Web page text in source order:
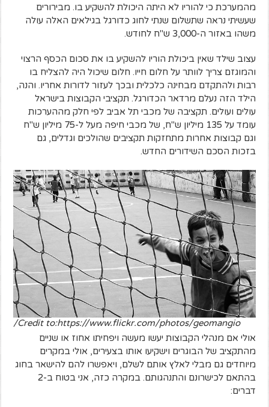
מהמערכת כי להוריו לא היתה היכולת להשקיע בו. מבירורים
שעשיתי נראה שתשלום שנתי לחוג כדורגל בגילאים האלה עולה
משהו באזור ה-3,000 ש"ח לחודש.
עצוב שילד שאין ביכולת הוריו להשקיע בו את סכום הכסף הרצוי
והמוגזם צריך לוותר על חלום חייו. חלום שיכול היה להצליח בו
רבות ולהתקדם מבחינה כלכלית ובכך לעזור לדורות אחריו. והנה,
הילד הזה נעלם מרדאר הכדורגל. תקציבי הקבוצות בישראל
עולים ועולים. תקציבה של מכבי תל אביב לפי חלק מההערכות
עומד על 135 מיליון ש"ח, של מכבי חיפה מעל ל-75 מיליון ש"ח
וגם קבוצות אחרות מתחזקות תקציבים שהולכים וגדלים, גם
בזכות הסכם השידורים החדש.
Credit to:https://www.flickr.com/photos/geomangio/
אולי אם מנהלי הקבוצות יעשו מעשה ויפחיתו אחוז או שניים
מהתקציב של הבוגרים וישקיעו אותו בצעירים, אולי במקרים
מיוחדים גם מבלי לאלץ אותם לשלם, ויאפשרו להם להישאר בחוג
בהתאם לכישרונם והתנהגותם. במקרה כזה, אני בטוח ב-2
דברים: